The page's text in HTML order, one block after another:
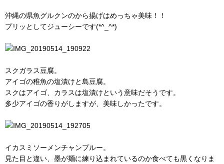
沖縄の県魚グルクンのから揚げはめっちゃ美味！！
プリッとしてジューシーです(*^_^*)
スクガラス豆腐。
アイゴの稚魚の塩漬けと島豆腐。
スクはアイゴ、カラスは塩漬けという意味だそうです。
多少アイゴの香りがしますが、美味しかったです。
イカスミソーメンチャンプルー。
見た目と違い、墨が麺に練り込まれているのか食べても黒くなりま